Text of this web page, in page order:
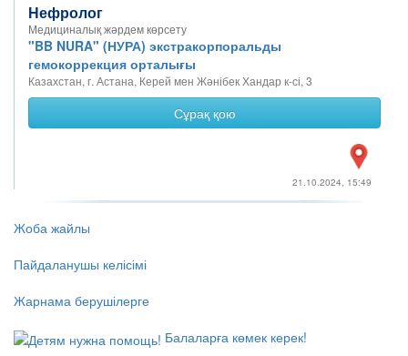
Нефролог
Медициналық жәрдем көрсету
"BB NURA" (НУРА) экстракорпоральды
гемокоррекция орталығы
Казахстан, г. Астана, Керей мен Жәнібек Хандар к-сі, 3
Сұрақ қою
21.10.2024, 15:49
Жоба жайлы
Пайдаланушы келісімі
Жарнама берушілерге
Балаларға көмек керек!